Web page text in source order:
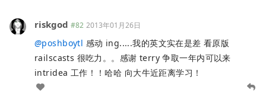
riskgod #82 2013年01月26日
@poshboytl 感动 ing.....我的英文实在是差 看原版
railscasts 很吃力。。感谢 terry 争取一年内可以来
intridea 工作！！哈哈 向大牛近距离学习！